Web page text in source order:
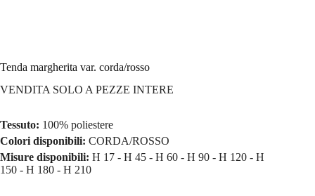
Tenda margherita var. corda/rosso
VENDITA SOLO A PEZZE INTERE
Tessuto: 100% poliestere
Colori disponibili: CORDA/ROSSO
Misure disponibili: H 17 - H 45 - H 60 - H 90 - H 120 - H
150 - H 180 - H 210